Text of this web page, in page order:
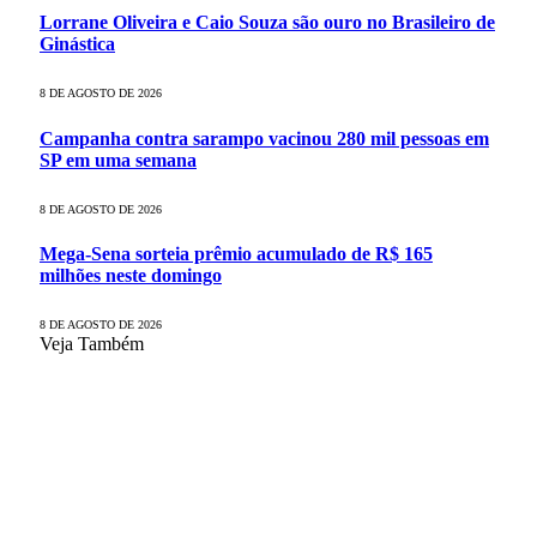
Lorrane Oliveira e Caio Souza são ouro no Brasileiro de
Ginástica
8 DE AGOSTO DE 2026
Campanha contra sarampo vacinou 280 mil pessoas em
SP em uma semana
8 DE AGOSTO DE 2026
Mega-Sena sorteia prêmio acumulado de R$ 165
milhões neste domingo
8 DE AGOSTO DE 2026
Veja Também